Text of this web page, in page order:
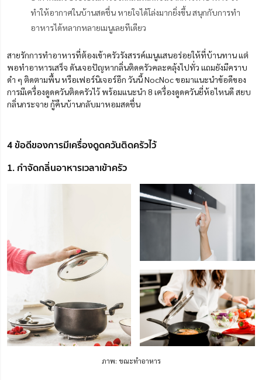
ทำให้อากาศในบ้านสดชื่น หายใจได้โล่งมากยิ่งขึ้น สนุกกับการทำ
อาหารได้หลากหลายเมนูเลยทีเดียว
สายรักการทำอาหารที่ต้องเข้าครัวรังสรรค์เมนูแสนอร่อยให้ที่บ้านทาน แต่
พอทำอาหารเสร็จ ดันเจอปัญหากลิ่นติดครัวคละคลุ้งไปทั่ว แถมยังมีคราบ
ดำ ๆ ติดตามพื้น หรือเฟอร์นิเจอร์อีก วันนี้ NocNoc ขอมาแนะนำข้อดีของ
การมีเครื่องดูดควันติดครัวไว้ พร้อมแนะนำ 8 เครื่องดูดควันยี่ห้อไหนดี สยบ
กลิ่นกระจาย กู้คืนบ้านกลับมาหอมสดชื่น
4 ข้อดีของการมีเครื่องดูดควันติดครัวไว้
1. กำจัดกลิ่นอาหารเวลาเข้าครัว
ภาพ: ขณะทำอาหาร